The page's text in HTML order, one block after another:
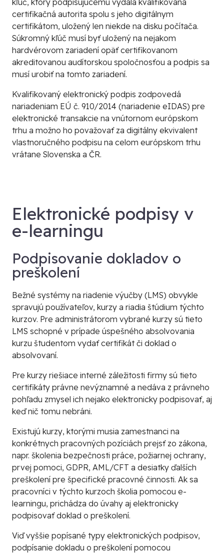
certifikačná autorita spolu s jeho digitálnym
certifikátom, uložený len niekde na disku počítača.
Súkromný kľúč musí byť uložený na nejakom
hardvérovom zariadení opäť certifikovanom
akreditovanou audítorskou spoločnosťou a podpis sa
musí urobiť na tomto zariadení.
Kvalifikovaný elektronický podpis zodpovedá
nariadeniam EÚ č. 910/2014 (nariadenie eIDAS) pre
elektronické transakcie na vnútornom európskom
trhu a možno ho považovať za digitálny ekvivalent
vlastnoručného podpisu na celom európskom trhu
vrátane Slovenska a ČR.
Elektronické podpisy v
e-learningu
Podpisovanie dokladov o
preškolení
Bežné systémy na riadenie výučby (LMS) obvykle
spravujú používateľov, kurzy a riadia štúdium týchto
kurzov. Pre administrátorom vybrané kurzy sú tieto
LMS schopné v prípade úspešného absolvovania
kurzu študentom vydať certifikát či doklad o
absolvovaní.
Pre kurzy riešiace interné záležitosti firmy sú tieto
certifikáty právne nevýznamné a nedáva z právneho
pohľadu zmysel ich nejako elektronicky podpisovať, aj
keď nič tomu nebráni.
Existujú kurzy, ktorými musia zamestnanci na
konkrétnych pracovných pozíciách prejsť zo zákona,
napr. školenia bezpečnosti práce, požiarnej ochrany,
prvej pomoci, GDPR, AML/CFT a desiatky ďalších
preškolení pre špecifické pracovné činnosti. Ak sa
pracovníci v týchto kurzoch školia pomocou e-
learningu, prichádza do úvahy aj elektronicky
podpisovať doklad o preškolení.
Viď vyššie popísané typy elektronických podpisov,
podpísanie dokladu o preškolení pomocou